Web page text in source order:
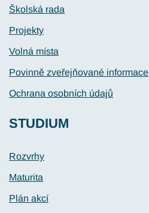
Školská rada
Projekty
Volná místa
Povinně zveřejňované informace
Ochrana osobních údajů
STUDIUM
Rozvrhy
Maturita
Plán akcí